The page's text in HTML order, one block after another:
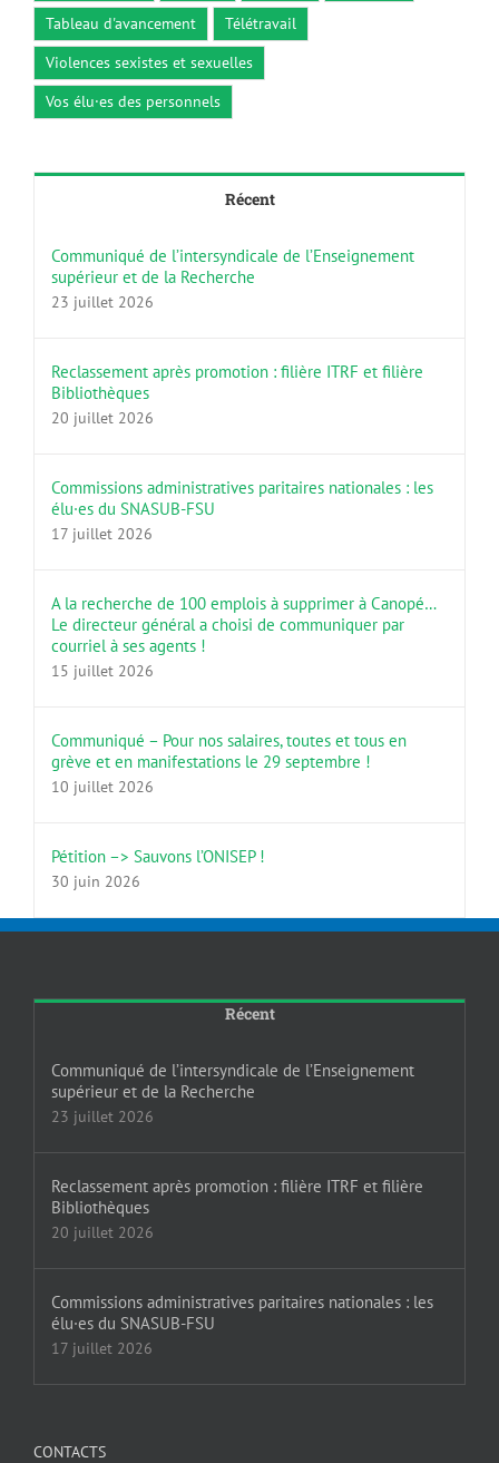
Tableau d'avancement
Télétravail
Violences sexistes et sexuelles
Vos élu·es des personnels
Récent
Communiqué de l’intersyndicale de l’Enseignement
supérieur et de la Recherche
23 juillet 2026
Reclassement après promotion : filière ITRF et filière
Bibliothèques
20 juillet 2026
Commissions administratives paritaires nationales : les
élu·es du SNASUB-FSU
17 juillet 2026
A la recherche de 100 emplois à supprimer à Canopé…
Le directeur général a choisi de communiquer par
courriel à ses agents !
15 juillet 2026
Communiqué – Pour nos salaires, toutes et tous en
grève et en manifestations le 29 septembre !
10 juillet 2026
Pétition –> Sauvons l’ONISEP !
30 juin 2026
Récent
Communiqué de l’intersyndicale de l’Enseignement
supérieur et de la Recherche
23 juillet 2026
Reclassement après promotion : filière ITRF et filière
Bibliothèques
20 juillet 2026
Commissions administratives paritaires nationales : les
élu·es du SNASUB-FSU
17 juillet 2026
CONTACTS